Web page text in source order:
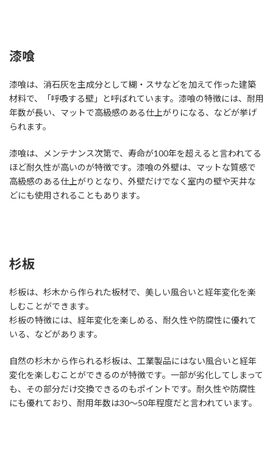
漆喰
漆喰は、消石灰を主成分として糊・スサなどを加えて作った建築
材料で、「呼吸する壁」と呼ばれています。漆喰の特徴には、耐用
年数が長い、マットで高級感のある仕上がりになる、などが挙げ
られます。
漆喰は、メンテナンス次第で、寿命が100年を超えると言われてる
ほど耐久性が高いのが特徴です。漆喰の外壁は、マットな質感で
高級感のある仕上がりとなり、外壁だけでなく室内の壁や天井な
どにも使用されることもあります。
杉板
杉板は、杉木から作られた板材で、美しい風合いと経年変化を楽
しむことができます。
杉板の特徴には、経年変化を楽しめる、耐久性や防腐性に優れて
いる、などがあります。
自然の杉木から作られる杉板は、工業製品にはない風合いと経年
変化を楽しむことができるのが特徴です。一部が劣化してしまって
も、その部分だけ交換できるのもポイントです。耐久性や防腐性
にも優れており、耐用年数は30〜50年程度だと言われています。